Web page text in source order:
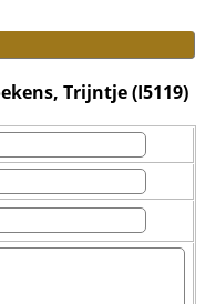
Trijntje (I5119)